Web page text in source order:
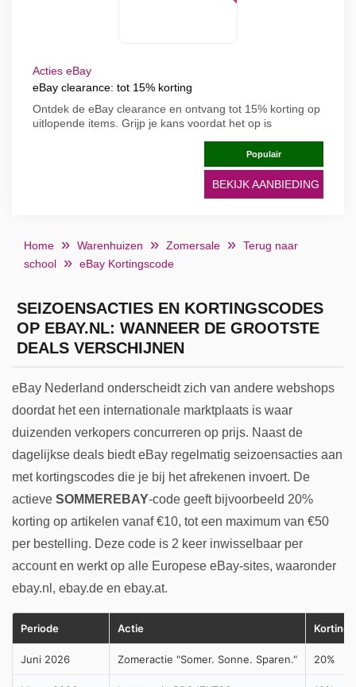
Acties eBay
eBay clearance: tot 15% korting
Ontdek de eBay clearance en ontvang tot 15% korting op
uitlopende items. Grijp je kans voordat het op is
Populair
BEKIJK AANBIEDING
Home Warenhuizen Zomersale
Terug naar
school
eBay Kortingscode
SEIZOENSACTIES EN KORTINGSCODES
OP EBAY.NL: WANNEER DE GROOTSTE
DEALS VERSCHIJNEN
eBay Nederland onderscheidt zich van andere webshops
doordat het een internationale marktplaats is waar
duizenden verkopers concurreren op prijs. Naast de
dagelijkse deals biedt eBay regelmatig seizoensacties aan
met kortingscodes die je bij het afrekenen invoert. De
actieve SOMMEREBAY-code geeft bijvoorbeeld 20%
korting op artikelen vanaf €10, tot een maximum van €50
per bestelling. Deze code is 2 keer inwisselbaar per
account en werkt op alle Europese eBay-sites, waaronder
ebay.nl, ebay.de en ebay.at.
Periode Actie Korting
Juni 2026 Zomeractie "Somer. Sonne. Sparen." 20%